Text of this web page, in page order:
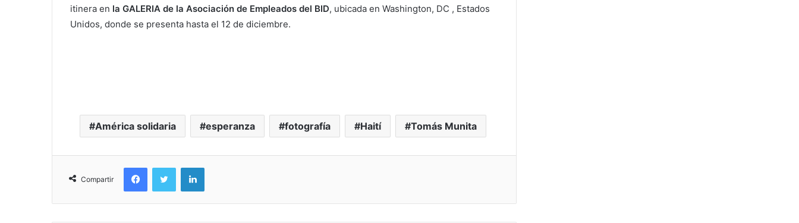
itinera en la GALERIA de la Asociación de Empleados del BID, ubicada en Washington, DC , Estados
Unidos, donde se presenta hasta el 12 de diciembre.
América solidaria esperanza fotografía Haití Tomás Munita
Compartir
FacebookTwitter LinkedIn